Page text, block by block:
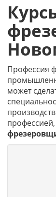
Профессия
может